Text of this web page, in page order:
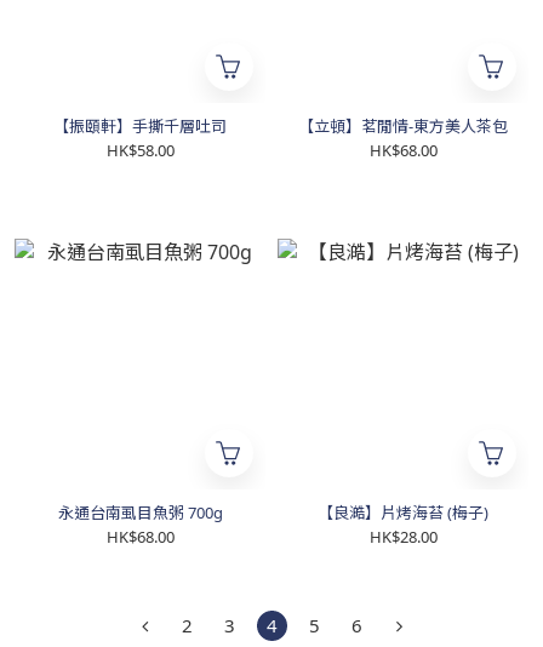
【振頤軒】手撕千層吐司
HK$58.00
【立頓】茗閒情-東方美人茶包
HK$68.00
永通台南虱目魚粥 700g
HK$68.00
【良澔】片烤海苔 (梅子)
HK$28.00
2 3 4 5 6